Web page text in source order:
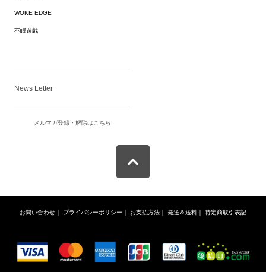
WOKE EDGE
不眠遊戯
News Letter
メルマガ登録・解除はこちら
お問い合わせ ｜ プライバシーポリシー ｜ お支払方法 ｜ 発送＆送料 ｜ 特定商取引表記